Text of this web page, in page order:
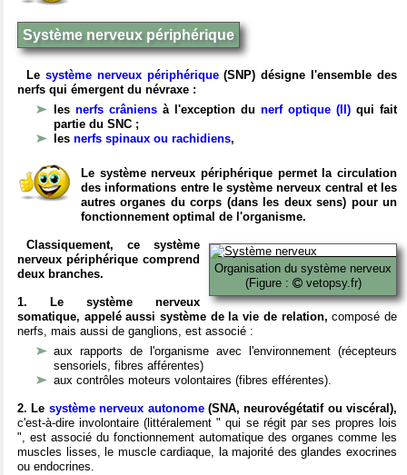
Système nerveux périphérique
Le système nerveux périphérique(SNP) désigne l'ensemble des
nerfs qui émergent du névraxe :
les nerfs crâniens à l'exception du nerf optique (II) qui fait
partie du SNC ;
les nerfs spinaux ou rachidiens,
Le système nerveux périphérique permet la circulation
des informations entre le système nerveux central et les
autres organes du corps (dans les deux sens) pour un
fonctionnement optimal de l'organisme.
Organisation du système nerveux
(Figure :
vetopsy.fr)
Classiquement, ce système
nerveux périphérique comprend
deux branches.
1. Le système nerveux
somatique, appelé aussi système de la vie de relation, composé de
nerfs, mais aussi de ganglions, est associé :
aux rapports de l'organisme avec l'environnement (récepteurs
sensoriels, fibres afférentes)
aux contrôles moteurs volontaires (fibres efférentes).
2. Le système nerveux autonome(SNA, neurovégétatif ou viscéral),
c'est-à-dire involontaire (littéralement " qui se régit par ses propres lois
", est associé du fonctionnement automatique des organes comme les
muscles lisses, le muscle cardiaque, la majorité des glandes exocrines
ou endocrines.